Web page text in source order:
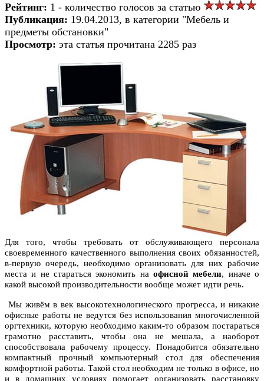
Рейтинг: 1 - количество голосов за статью
Публикация: 19.04.2013, в категории "Мебель и
предметы обстановки"
Просмотр: эта статья прочитана 2285 раз
Для того, чтобы требовать от обслуживающего персонала
своевременного качественного выполнения своих обязанностей,
в-первую очередь, необходимо организовать для них рабочие
места и не стараться экономить на офисной мебели, иначе о
какой высокой производительности вообще может идти речь.
Мы живём в век высокотехнологического прогресса, и никакие
офисные работы не ведутся без использования многочисленной
оргтехники, которую необходимо каким-то образом постараться
грамотно расставить, чтобы она не мешала, а наоборот
способствовала рабочему процессу. Понадобится обязательно
компактный прочный компьютерный стол для обеспечения
комфортной работы. Такой стол необходим не только в офисе, но
и в домашних условиях помогает организовать расстановку